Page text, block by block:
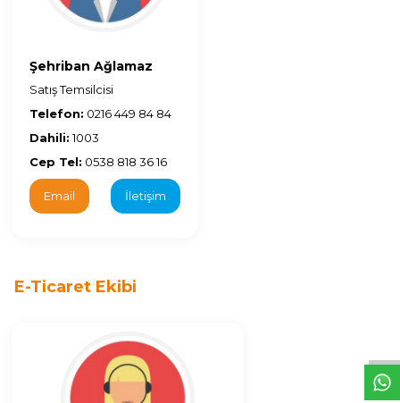
Şehriban Ağlamaz
Satış Temsilcisi
Telefon: 0216 449 84 84
Dahili:1003
Cep Tel: 0538 818 36 16
Email İletişim
E-Ticaret Ekibi